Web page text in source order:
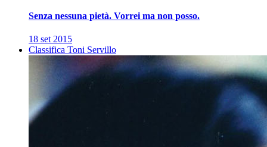
Senza nessuna pietà. Vorrei ma non posso.
18 set 2015
Classifica Toni Servillo